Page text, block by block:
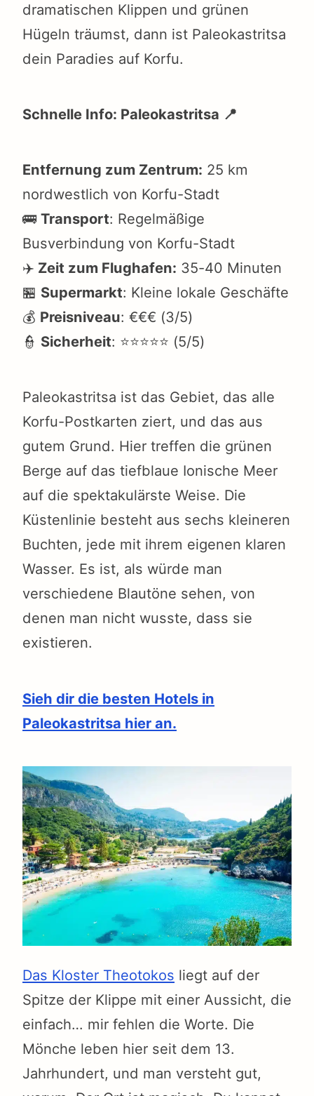
dramatischen Klippen und grünen
Hügeln träumst, dann ist Paleokastritsa
dein Paradies auf Korfu.
Schnelle Info: Paleokastritsa 📍
Entfernung zum Zentrum: 25 km
nordwestlich von Korfu-Stadt
🚌 Transport: Regelmäßige
Busverbindung von Korfu-Stadt
✈️ Zeit zum Flughafen: 35-40 Minuten
🏪 Supermarkt: Kleine lokale Geschäfte
💰 Preisniveau: €€€ (3/5)
👮 Sicherheit: ⭐⭐⭐⭐⭐ (5/5)
Paleokastritsa ist das Gebiet, das alle
Korfu-Postkarten ziert, und das aus
gutem Grund. Hier treffen die grünen
Berge auf das tiefblaue Ionische Meer
auf die spektakulärste Weise. Die
Küstenlinie besteht aus sechs kleineren
Buchten, jede mit ihrem eigenen klaren
Wasser. Es ist, als würde man
verschiedene Blautöne sehen, von
denen man nicht wusste, dass sie
existieren.
Sieh dir die besten Hotels in
Paleokastritsa hier an.
Das Kloster Theotokos liegt auf der
Spitze der Klippe mit einer Aussicht, die
einfach… mir fehlen die Worte. Die
Mönche leben hier seit dem 13.
Jahrhundert, und man versteht gut,